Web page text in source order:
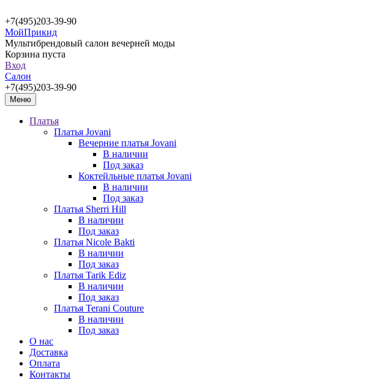
+7(495)203-39-90
МойПрикид
Мультибрендовый салон вечерней моды
Корзина пуста
Вход
Салон
+7(495)203-39-90
Меню
Платья
Платья Jovani
Вечерние платья Jovani
В наличии
Под заказ
Коктейльные платья Jovani
В наличии
Под заказ
Платья Sherri Hill
В наличии
Под заказ
Платья Nicole Bakti
В наличии
Под заказ
Платья Tarik Ediz
В наличии
Под заказ
Платья Terani Couture
В наличии
Под заказ
О нас
Доставка
Оплата
Контакты